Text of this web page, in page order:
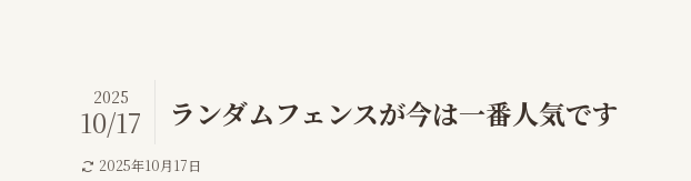
ランダムフェンスが今は一番人気です
2025
10/17
2025年10月17日